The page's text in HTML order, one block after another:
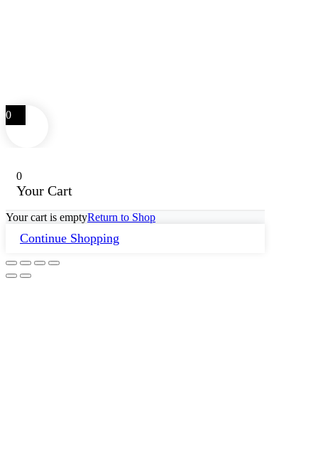
0
0
Your Cart
Your cart is emptyReturn to Shop
Continue Shopping